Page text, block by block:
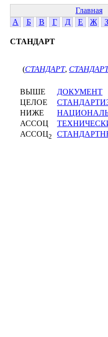
Главная
А
Б В Г Д Е Ж З
СТАНДАРТ
(СТАНДАРТ,
ВЫШЕ
ДОКУМЕНТ
ЦЕЛОЕ
НИЖЕ
АССОЦ
АССОЦ2